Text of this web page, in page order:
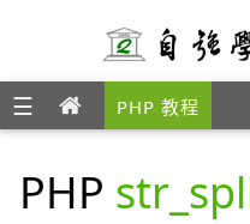
☰ PHP 教程
PHP